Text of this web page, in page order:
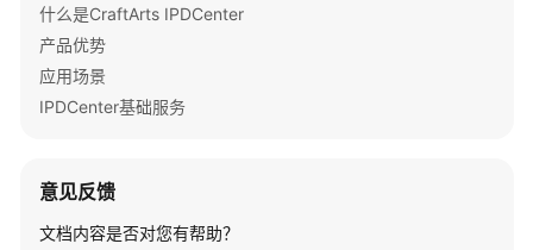
南
用
指
开
发
什么是CraftArts IPDCenter
产品优势
应用场景
IPDCenter基础服务
意见反馈
文档内容是否对您有帮助？